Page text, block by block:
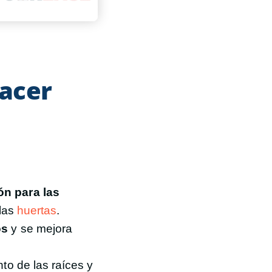
para las
huertas.
y se mejora
de las raíces y